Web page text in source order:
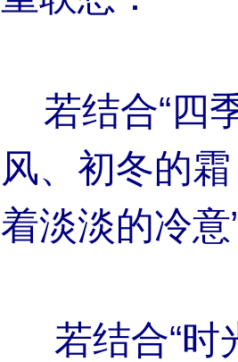
若结合“四
风、初冬的
着淡淡的冷
若结合“时